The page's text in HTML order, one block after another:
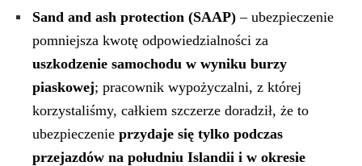
Sand and ash protection (SAAP) – ubezpieczenie
pomniejsza kwotę odpowiedzialności za
uszkodzenie samochodu w wyniku burzy
piaskowej; pracownik wypożyczalni, z której
korzystaliśmy, całkiem szczerze doradził, że to
ubezpieczenie przydaje się tylko podczas
przejazdów na południu Islandii i w okresie